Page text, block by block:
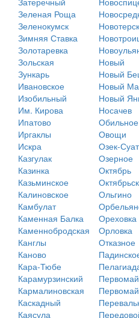
Зеленая Роща
Зеленокумск
Зимняя Ставка
Золотаревка
Зольская
Зункарь
Ивановское
Изобильный
Им. Кирова
Ипатово
Иргаклы
Искра
Казгулак
Казинка
Казьминское
Калиновское
Камбулат
Каменная Балка
Каменнобродская
Канглы
Каново
Кара-Тюбе
Карамурзинский
Кармалиновская
Каскадный
Каясула
Новый
Новый
Новый
Новый
Носачев
Обильное
Овощи
Озек-Суат
Озерное
Октябрь
Ольгино
Ореховка
Орловка
Отказное